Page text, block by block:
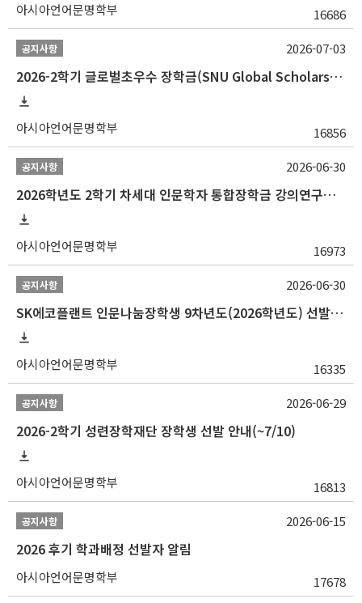
아시아언어문명학부 16686
공지사항
2026-2학기 글로벌초우수 장학금(SNU Global Scholarship, GS) 신청 안내(~7/12 23:00)
아시아언어문명학부 16856
2026-07-03
공지사항
2026학년도 2학기 차세대 인문학자 통합장학금 강의연구조교 선발 안내(~7/8)
아시아언어문명학부 16973
2026-06-30
공지사항
SK에코플랜트 인문나눔장학생 9차년도(2026학년도) 선발 안내(~7/20)
아시아언어문명학부 16335
2026-06-30
공지사항
2026-2학기 성련장학재단 장학생 선발 안내(~7/10)
아시아언어문명학부 16813
2026-06-29
공지사항
2026 후기 학과배정 선발자 알림
아시아언어문명학부 17678
2026-06-15